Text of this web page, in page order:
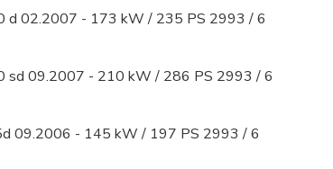
d 02.2007 - 173 kW / 235 PS 2993 / 6
sd 09.2007 - 210 kW / 286 PS 2993 / 6
09.2006 - 145 kW / 197 PS 2993 / 6